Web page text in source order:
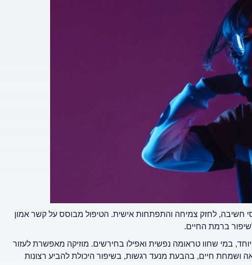
חשיבה, לחזק צמיחה והתפתחות אישית. הטיפול מבוסס על קשר אמון
ברמת החיים.
במי שחוו טראומה נפשית ואפילו בחירשים. מוזיקה מאפשרת לעזור
ושמחת חיים, בהבעת מנעד רגשות, בשיפור היכולת להביע רצונות